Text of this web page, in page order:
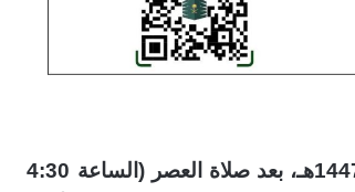
تُنظم أمانة العاصمة المقدسة يوم الأربعاء 9 ربيع الآخر 1447هـ، بعد صلاة العصر (الساعة 4:30